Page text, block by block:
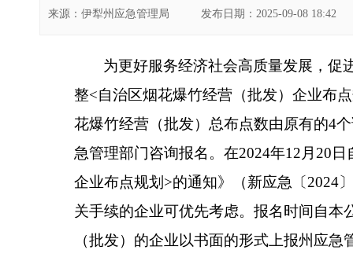
来源： 伊犁州应急管理局 发布日期： 2025-09-08 18:42
为更好服务经济社会高质量发展，促
整<自治区烟花爆竹经营（批发）企业布
花爆竹经营（批发） 总布点数由原有的4
急管理部门咨询报名。在2024年12 月 20日
企业布点规划 >的通知》（新应急〔2024〕
关手续的企业可优先考虑。报名时间自本
（批发）的企业以书面的形式上报州应急